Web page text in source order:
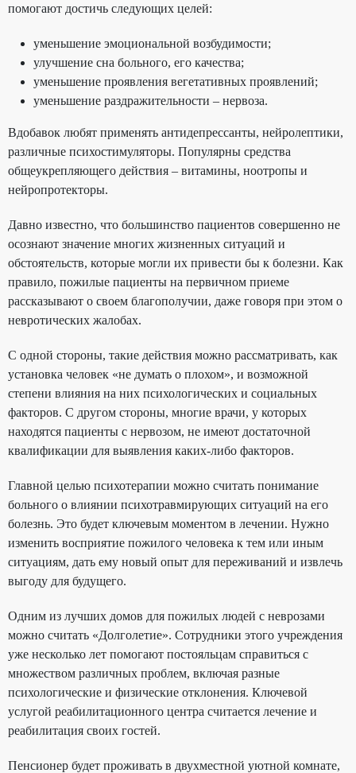
помогают достичь следующих целей:
уменьшение эмоциональной возбудимости;
улучшение сна больного, его качества;
уменьшение проявления вегетативных проявлений;
уменьшение раздражительности – нервоза.
Вдобавок любят применять антидепрессанты, нейролептики,
различные психостимуляторы. Популярны средства
общеукрепляющего действия – витамины, ноотропы и
нейропротекторы.
Давно известно, что большинство пациентов совершенно не
осознают значение многих жизненных ситуаций и
обстоятельств, которые могли их привести бы к болезни. Как
правило, пожилые пациенты на первичном приеме
рассказывают о своем благополучии, даже говоря при этом о
невротических жалобах.
С одной стороны, такие действия можно рассматривать, как
установка человек «не думать о плохом», и возможной
степени влияния на них психологических и социальных
факторов. С другом стороны, многие врачи, у которых
находятся пациенты с нервозом, не имеют достаточной
квалификации для выявления каких-либо факторов.
Главной целью психотерапии можно считать понимание
больного о влиянии психотравмирующих ситуаций на его
болезнь. Это будет ключевым моментом в лечении. Нужно
изменить восприятие пожилого человека к тем или иным
ситуациям, дать ему новый опыт для переживаний и извлечь
выгоду для будущего.
Одним из лучших домов для пожилых людей с неврозами
можно считать «Долголетие». Сотрудники этого учреждения
уже несколько лет помогают постояльцам справиться с
множеством различных проблем, включая разные
психологические и физические отклонения. Ключевой
услугой реабилитационного центра считается лечение и
реабилитация своих гостей.
Пенсионер будет проживать в двухместной уютной комнате,